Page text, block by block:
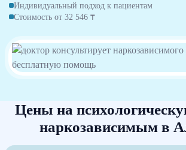
Индивидуальный подход к пациентам
Стоимость от 32 546 ₸
Цены на
наркозависимым в